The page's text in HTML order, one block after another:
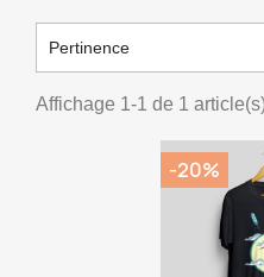
Pertinence
Affichage 1-1 de 1
-20%